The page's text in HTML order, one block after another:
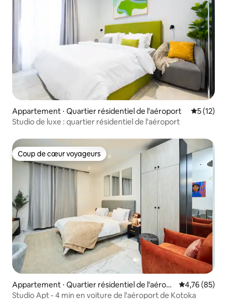
Appartement ⋅ Quartier résidentiel de l'aéroport
5 (12)
Studio de luxe : quartier résidentiel de l'aéroport
Coup de cœur voyageurs
Coup de cœur voyageurs
Appartement ⋅ Quartier résidentiel de l'aérop
ort
Évaluation
4,76 (85)
Studio Apt - 4 min en voiture de l'aéroport de Kotoka